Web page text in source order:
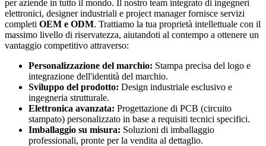
per aziende in tutto il mondo. Il nostro team integrato di ingegneri
elettronici, designer industriali e project manager fornisce servizi
completi OEM e ODM. Trattiamo la tua proprietà intellettuale con il
massimo livello di riservatezza, aiutandoti al contempo a ottenere un
vantaggio competitivo attraverso:
Personalizzazione del marchio: Stampa precisa del logo e
integrazione dell'identità del marchio.
Sviluppo del prodotto: Design industriale esclusivo e
ingegneria strutturale.
Elettronica avanzata: Progettazione di PCB (circuito
stampato) personalizzato in base a requisiti tecnici specifici.
Imballaggio su misura: Soluzioni di imballaggio
professionali, pronte per la vendita al dettaglio.